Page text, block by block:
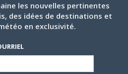
les nouvelles pertinentes
des idées de destinations et
en exclusivité.